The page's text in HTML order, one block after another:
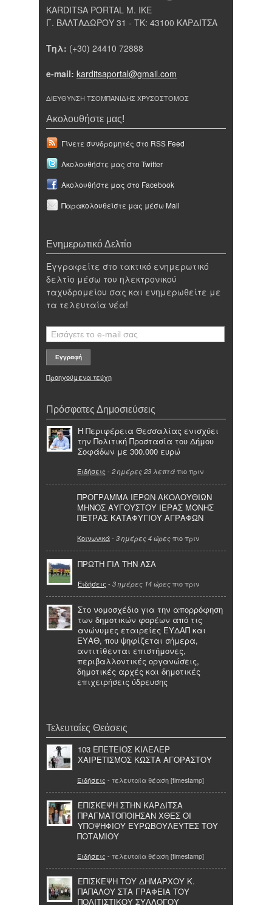
KARDITSA PORTAL Μ. ΙΚΕ
Γ. ΒΑΛΤΑΔΩΡΟΥ 31 - ΤΚ: 43100 ΚΑΡΔΙΤΣΑ
Τηλ: (+30) 24410 72888
e-mail: karditsaportal@gmail.com
ΔΙΕΥΘΥΝΣΗ ΤΣΟΜΠΑΝΙΔΗΣ ΧΡΥΣΟΣΤΟΜΟΣ
Ακολουθήστε μας!
Γίνετε συνδρομητές στο RSS Feed
Ακολουθήστε μας στο Twitter
Ακολουθήστε μας στο Facebook
Παρακολουθείστε μας μέσω Mail
Ενημερωτικό Δελτίο
Εγγραφείτε στο τακτικό ενημερωτικό
δελτίο μέσω του ηλεκτρονικού
ταχυδρομείου σας και ενημερωθείτε με
τα τελευταία νέα!
Προηγούμενα τεύχη
Πρόσφατες Δημοσιεύσεις
Η Περιφέρεια Θεσσαλίας ενισχύει
την Πολιτική Προστασία του Δήμου
Σοφάδων με 300.000 ευρώ
Ειδήσεις - 2 ημέρες 23 λεπτά πιο πριν
ΠΡΟΓΡΑΜΜΑ ΙΕΡΩΝ ΑΚΟΛΟΥΘΙΩΝ
ΜΗΝΟΣ ΑΥΓΟΥΣΤΟΥ ΙΕΡΑΣ ΜΟΝΗΣ
ΠΕΤΡΑΣ ΚΑΤΑΦΥΓΙΟΥ ΑΓΡΑΦΩΝ
Κοινωνικά- 3 ημέρες 4 ώρες πιο πριν
ΠΡΩΤΗ ΓΙΑ ΤΗΝ ΑΣΑ
Ειδήσεις - 3 ημέρες 14 ώρες πιο πριν
Στο νομοσχέδιο για την απορρόφηση
των δημοτικών φορέων από τις
ανώνυμες εταιρείες ΕΥΔΑΠ και
ΕΥΑΘ, που ψηφίζεται σήμερα,
αντιτίθενται επιστήμονες,
περιβαλλοντικές οργανώσεις,
δημοτικές αρχές και δημοτικές
επιχειρήσεις ύδρευσης
Τελευταίες Θεάσεις
103 ΕΠΕΤΕΙΟΣ ΚΙΛΕΛΕΡ
ΧΑΙΡΕΤΙΣΜΟΣ ΚΩΣΤΑ ΑΓΟΡΑΣΤΟΥ
Ειδήσεις - τελευταία θέαση [timestamp]
ΕΠΙΣΚΕΨΗ ΣΤΗΝ ΚΑΡΔΙΤΣΑ
ΠΡΑΓΜΑΤΟΠΟΙΗΣΑΝ ΧΘΕΣ ΟΙ
ΥΠΟΨΗΦΙΟΥ ΕΥΡΩΒΟΥΛΕΥΤΕΣ ΤΟΥ
ΠΟΤΑΜΙΟΥ
Ειδήσεις - τελευταία θέαση [timestamp]
ΕΠΙΣΚΕΨΗ ΤΟΥ ΔΗΜΑΡΧΟΥ Κ.
ΠΑΠΑΛΟΥ ΣΤΑ ΓΡΑΦΕΙΑ ΤΟΥ
ΠΟΛΙΤΙΣΤΙΚΟΥ ΣΥΛΛΟΓΟΥ